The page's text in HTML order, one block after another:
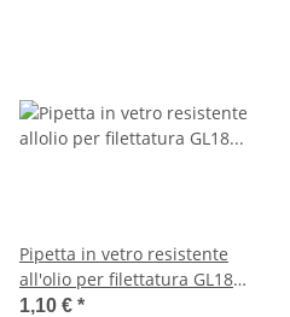
Pipetta in vetro resistente
all'olio per filettatura GL18
(per 25ml)
1,10 € *